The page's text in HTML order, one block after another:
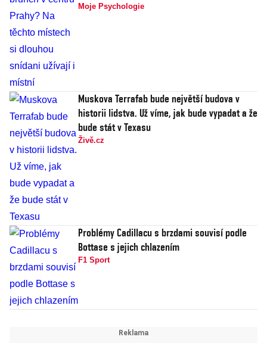
Moje Psychologie
Muskova Terrafab bude největší budova v
historii lidstva. Už víme, jak bude vypadat a že
bude stát v Texasu
Živě.cz
Problémy Cadillacu s brzdami souvisí podle
Bottase s jejich chlazením
F1 Sport